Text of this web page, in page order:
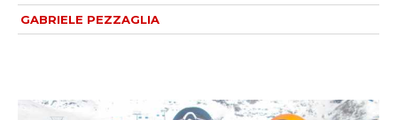
GABRIELE PEZZAGLIA